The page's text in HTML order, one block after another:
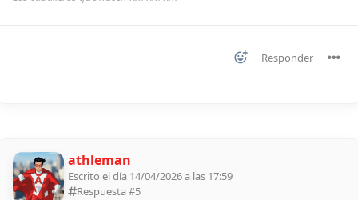
Responder
athleman
Escrito el día 14/04/2026 a las 17:59
Respuesta #5